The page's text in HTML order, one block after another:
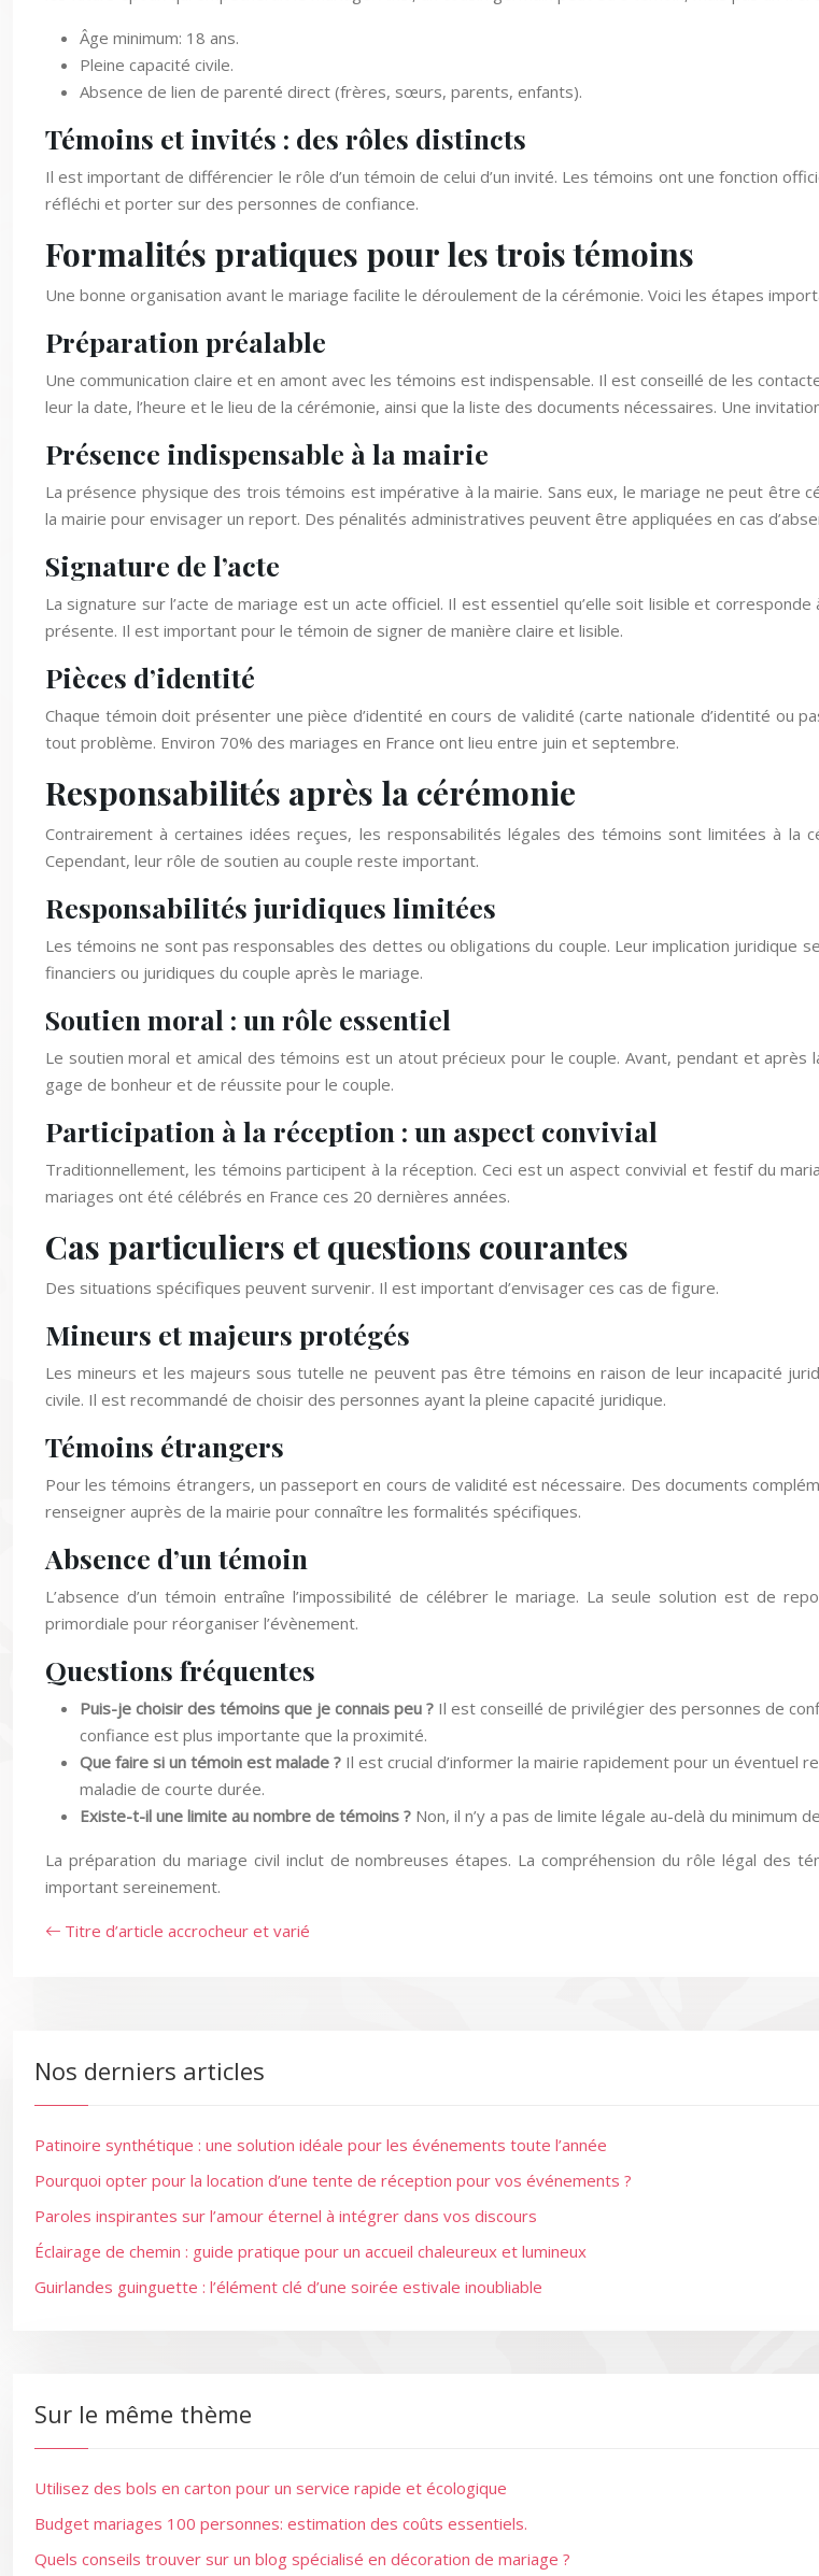
Âge minimum: 18 ans.
Pleine capacité civile.
Absence de lien de parenté direct (frères, sœurs, parents, enfants).
Témoins et invités : des rôles distincts
Il est important de différencier le rôle d’un témoin de celui d’un invité. Les témoins ont une fonction
réfléchi et porter sur des personnes de confiance.
Formalités pratiques pour les trois témoins
Une bonne organisation avant le mariage facilite le déroulement de la cérémonie. Voici les étapes
Préparation préalable
Une communication claire et en amont avec les témoins est indispensable. Il est conseillé de les
leur la date, l’heure et le lieu de la cérémonie, ainsi que la liste des documents nécessaires. Une
Présence indispensable à la mairie
La présence physique des trois témoins est impérative à la mairie. Sans eux, le mariage ne peut être
la mairie pour envisager un report. Des pénalités administratives peuvent être appliquées en cas
Signature de l’acte
La signature sur l’acte de mariage est un acte officiel. Il est essentiel qu’elle soit lisible et
présente. Il est important pour le témoin de signer de manière claire et lisible.
Pièces d’identité
Chaque témoin doit présenter une pièce d’identité en cours de validité (carte nationale d’identité
tout problème. Environ 70% des mariages en France ont lieu entre juin et septembre.
Responsabilités après la cérémonie
Contrairement à certaines idées reçues, les responsabilités légales des témoins sont limitées à la
Cependant, leur rôle de soutien au couple reste important.
Responsabilités juridiques limitées
Les témoins ne sont pas responsables des dettes ou obligations du couple. Leur implication juridique
financiers ou juridiques du couple après le mariage.
Soutien moral : un rôle essentiel
Le soutien moral et amical des témoins est un atout précieux pour le couple. Avant, pendant et
gage de bonheur et de réussite pour le couple.
Participation à la réception : un aspect convivial
Traditionnellement, les témoins participent à la réception. Ceci est un aspect convivial et festif du
mariages ont été célébrés en France ces 20 dernières années.
Cas particuliers et questions courantes
Des situations spécifiques peuvent survenir. Il est important d’envisager ces cas de figure.
Mineurs et majeurs protégés
Les mineurs et les majeurs sous tutelle ne peuvent pas être témoins en raison de leur incapacité
civile. Il est recommandé de choisir des personnes ayant la pleine capacité juridique.
Témoins étrangers
Pour les témoins étrangers, un passeport en cours de validité est nécessaire. Des documents
renseigner auprès de la mairie pour connaître les formalités spécifiques.
Absence d’un témoin
L’absence d’un témoin entraîne l’impossibilité de célébrer le mariage. La seule solution est de
primordiale pour réorganiser l’évènement.
Questions fréquentes
Puis-je choisir des témoins que je connais peu ? Il est conseillé de privilégier des personnes de
confiance est plus importante que la proximité.
Que faire si un témoin est malade ? Il est crucial d’informer la mairie rapidement pour un
maladie de courte durée.
Existe-t-il une limite au nombre de témoins ? Non, il n’y a pas de limite légale au-delà du minimum
La préparation du mariage civil inclut de nombreuses étapes. La compréhension du rôle légal des
important sereinement.
Titre d’article accrocheur et varié
Nos derniers articles
Patinoire synthétique : une solution idéale pour les événements toute l’année
Pourquoi opter pour la location d’une tente de réception pour vos événements ?
Paroles inspirantes sur l’amour éternel à intégrer dans vos discours
Éclairage de chemin : guide pratique pour un accueil chaleureux et lumineux
Guirlandes guinguette : l’élément clé d’une soirée estivale inoubliable
Sur le même thème
Utilisez des bols en carton pour un service rapide et écologique
Budget mariages 100 personnes: estimation des coûts essentiels.
Quels conseils trouver sur un blog spécialisé en décoration de mariage ?